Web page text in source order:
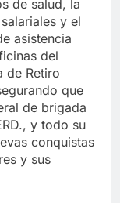
de salud, la
y el
asistencia
del
de Retiro
que
de brigada
y todo su
conquistas
y sus